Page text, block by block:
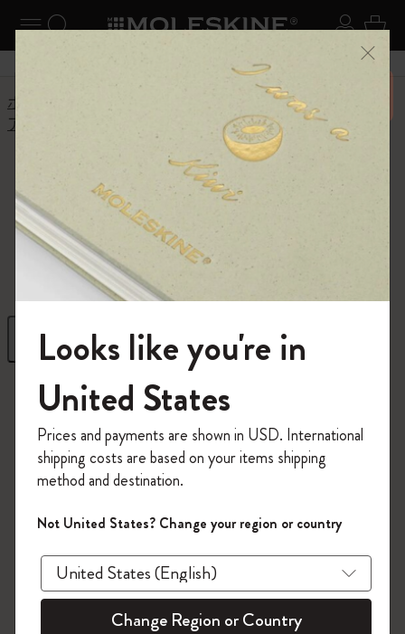
ナビゲーションの切替 ログ
検索 (キーワードなど) カ
6,500円以上のご購入で送料無料 メニ
ーを閉じる
ホーム
アートコレクション
水彩アート
水彩アート
ページをカラフルに彩って
フィルター 並び替え
2 プロダクツ
モレスキンの世界へようこそ
「WELCOME10」を入力すると、初回注
文が10%オフ＋送料無料になります。セ
ール・アウトレット品は適用外。
Moleskineアカウントを作成して限定オフ
ァーや会員特典、さらに多くのインスピ
レーションを手に入れましょう。
今すぐ会員登録 !
Looks like you're in
United States
Prices and payments are shown in USD. International
shipping costs are based on your items shipping
method and destination.
Not United States? Change your region or country
Change Region or Country